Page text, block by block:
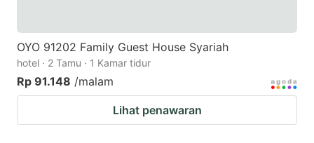
OYO 91202 Family Guest House Syariah
hotel · 2 Tamu · 1 Kamar tidur
Rp 91.148 /malam
Lihat penawaran